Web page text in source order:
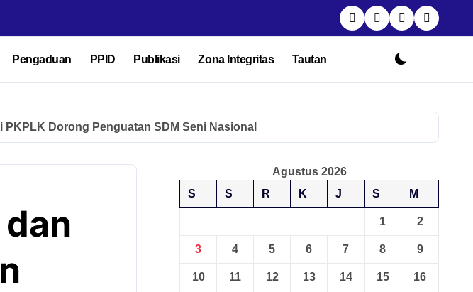
Pengaduan PPID Publikasi Zona Integritas Tautan
Dorong Penguatan SDM Seni Nasional
Agustus 2026
S
S R K J S M
1 2
3 4 5 6 7 8 9
10 11 12 13 14 15 16